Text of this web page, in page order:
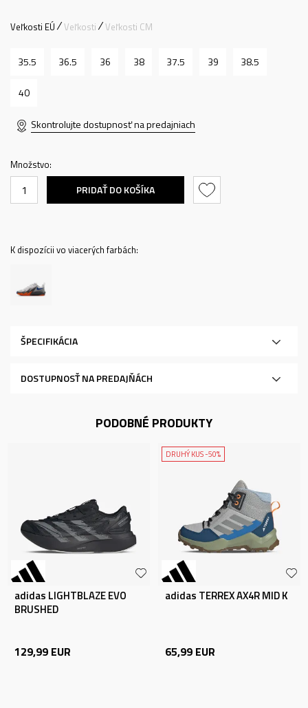
Veľkosti EÚ Veľkosti Veľkosti CM
35.5 36.5 36 38 37.5 39 38.5
40
Skontrolujte dostupnosť na predajniach
Množstvo:
PRIDAŤ DO KOŠÍKA
K dispozícii vo viacerých farbách:
ŠPECIFIKÁCIA
DOSTUPNOSŤ NA PREDAJŇÁCH
PODOBNÉ PRODUKTY
adidas LIGHTBLAZE EVO
BRUSHED
129,99 EUR
DRUHÝ KUS -50%
adidas TERREX AX4R MID K
65,99 EUR